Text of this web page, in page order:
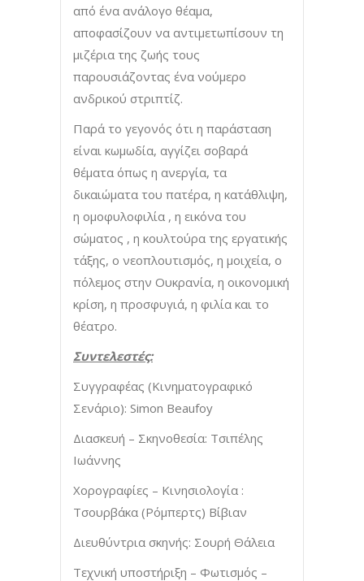
από ένα ανάλογο θέαμα,
αποφασίζουν να αντιμετωπίσουν τη
μιζέρια της ζωής τους
παρουσιάζοντας ένα νούμερο
ανδρικού στριπτίζ.
Παρά το γεγονός ότι η παράσταση
είναι κωμωδία, αγγίζει σοβαρά
θέματα όπως η ανεργία, τα
δικαιώματα του πατέρα, η κατάθλιψη,
η ομοφυλοφιλία , η εικόνα του
σώματος , η κουλτούρα της εργατικής
τάξης, ο νεοπλουτισμός, η μοιχεία, ο
πόλεμος στην Ουκρανία, η οικονομική
κρίση, η προσφυγιά, η φιλία και το
θέατρο.
Συντελεστές:
Συγγραφέας (Κινηματογραφικό
Σενάριο): Simon Beaufoy
Διασκευή – Σκηνοθεσία: Τσιπέλης
Ιωάννης
Χορογραφίες – Κινησιολογία :
Τσουρβάκα (Ρόμπερτς) Βίβιαν
Διευθύντρια σκηνής: Σουρή Θάλεια
Τεχνική υποστήριξη – Φωτισμός –